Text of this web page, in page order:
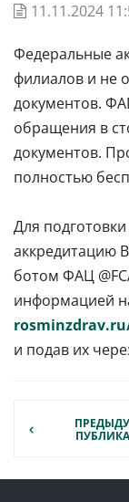
11.11.2024
Федеральные
филиалов и не
документов.
обращения в
документов.
полностью
Для
аккредитацию
ботом ФАЦ
информацией
и подав их